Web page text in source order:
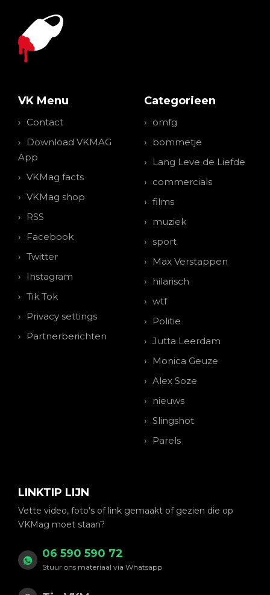
VK Menu
Contact
Download VKMAG
App
VKMag facts
VKMag shop
RSS
Facebook
Twitter
Instagram
Tik Tok
Privacy settings
Partnerberichten
Categorieen
omfg
bommetje
Lang Leve de Liefde
commercials
films
muziek
sport
Max Verstappen
hilarisch
wtf
Politie
Jutta Leerdam
Monica Geuze
Alex Soze
nieuws
Slingshot
Parels
LINKTIP LIJN
Vette video, foto's of link gemaakt of gezien die op
VKMag moet staan?
06 590 590 72
Stuur ons materiaal via Whatsapp